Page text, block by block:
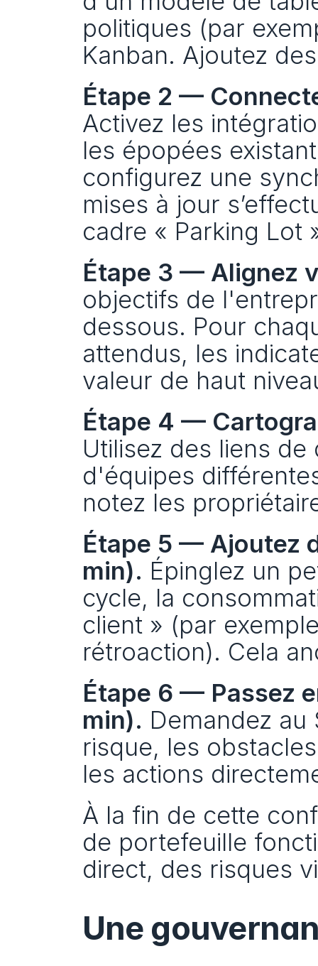
politiques (par
Kanban. Ajoutez
Étape 2 —
Activez les
les épopées
configurez une
mises à jour
cadre « Parking Lot
Étape 3 — Alignez
objectifs de
dessous. Pour
attendus, les
valeur de haut
Étape 4 —
Utilisez des liens
d'équipes
notez les
Étape 5 — Ajoutez
min). Épinglez un
cycle, la
client » (par
rétroaction). Cela
Étape 6 — Passez
min). Demandez
risque, les
les actions
À la fin de cette
de portefeuille
direct, des risques
Une